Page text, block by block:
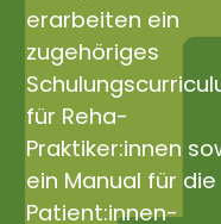
erarbeiten ein
zugehöriges
für Reha-
Praktiker:innen
ein Manual für die
Patient:innen-